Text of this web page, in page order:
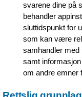
svarene dine på
behandler
sluttidspunkt for
som kan være
samhandler med
samt
om andre emner